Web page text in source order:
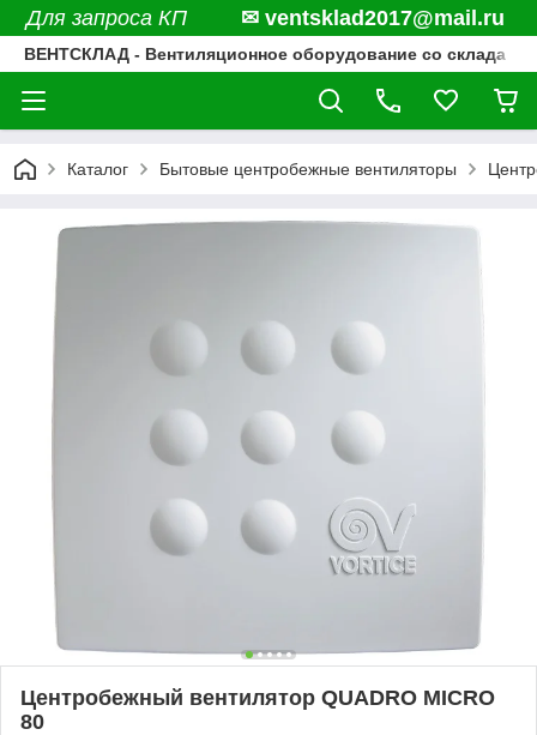
Для запроса КП ✉ ventsklad2017@mail.ru
ВЕНТСКЛАД - Вентиляционное оборудование со склада
Каталог Бытовые центробежные вентиляторы
Центробежный вентилятор QUADRO MICRO
80